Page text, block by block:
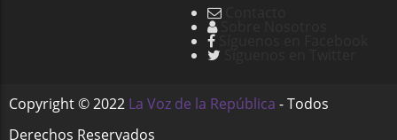
Copyright ©2022 La Voz de la República - Todos
Derechos Reservados